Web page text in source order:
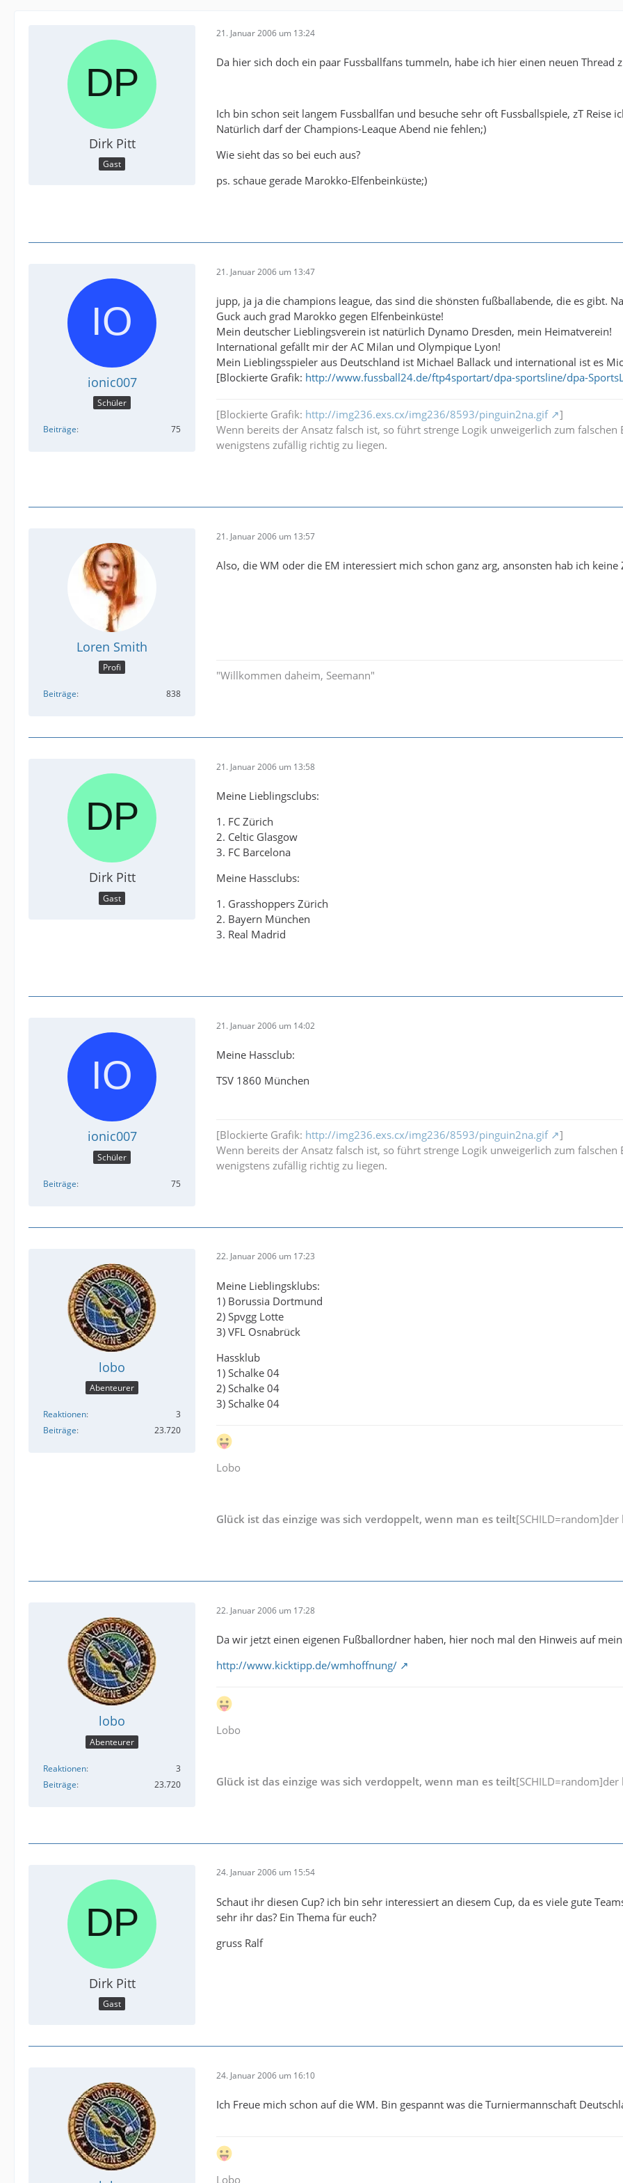
Dirk Pitt
Gast
21. Januar 2006 um 13:24
Da hier sich doch ein paar Fussballfans tummeln, habe ich hier einen neuen Thread
Ich bin schon seit langem Fussballfan und besuche sehr oft Fussballspiele, zT Reise
Natürlich darf der Champions-Leaque Abend nie fehlen;)
Wie sieht das so bei euch aus?
ps. schaue gerade Marokko-Elfenbeinküste;)
ionic007
Schüler
Beiträge 75
21. Januar 2006 um 13:47
jupp, ja ja die champions league, das sind die shönsten fußballabende, die es gibt.
Guck auch grad Marokko gegen Elfenbeinküste!
Mein deutscher Lieblingsverein ist natürlich Dynamo Dresden, mein Heimatverein!
International gefällt mir der AC Milan und Olympique Lyon!
Mein Lieblingsspieler aus Deutschland ist Michael Ballack und international ist es
[Blockierte Grafik: http://www.fussball24.de/ftp4sportart/dpa-sportsline/dpa-
[Blockierte Grafik: http://img236.exs.cx/img236/8593/pinguin2na.gif
]
Wenn bereits der Ansatz falsch ist, so führt strenge Logik unweigerlich zum
wenigstens zufällig richtig zu liegen.
Loren Smith
Profi
Beiträge 838
21. Januar 2006 um 13:57
Also, die WM oder die EM interessiert mich schon ganz arg, ansonsten hab ich
"Willkommen daheim, Seemann"
Dirk Pitt
Gast
21. Januar 2006 um 13:58
Meine Lieblingsclubs:
1. FC Zürich
2. Celtic Glasgow
3. FC Barcelona
Meine Hassclubs:
1. Grasshoppers Zürich
2. Bayern München
3. Real Madrid
ionic007
Schüler
Beiträge 75
21. Januar 2006 um 14:02
Meine Hassclub:
TSV 1860 München
[Blockierte Grafik: http://img236.exs.cx/img236/8593/pinguin2na.gif
]
Wenn bereits der Ansatz falsch ist, so führt strenge Logik unweigerlich zum
wenigstens zufällig richtig zu liegen.
lobo
Abenteurer
Reaktionen
3
Beiträge
23.720
22. Januar 2006 um 17:23
Meine Lieblingsklubs:
1) Borussia Dortmund
2) Spvgg Lotte
3) VFL Osnabrück
Hassklub
1) Schalke 04
2) Schalke 04
3) Schalke 04
Lobo
Glück ist das einzige was sich verdoppelt, wenn man es teilt
lobo
Abenteurer
Reaktionen
3
Beiträge
23.720
22. Januar 2006 um 17:28
Da wir jetzt einen eigenen Fußballordner haben, hier noch mal den Hinweis auf
http://www.kicktipp.de/wmhoffnung/
Lobo
Glück ist das einzige was sich verdoppelt, wenn man es teilt
Dirk Pitt
Gast
24. Januar 2006 um 15:54
Schaut ihr diesen Cup? ich bin sehr interessiert an diesem Cup, da es viele gute
sehr ihr das? Ein Thema für euch?
gruss Ralf
24. Januar 2006 um 16:10
Ich Freue mich schon auf die WM. Bin gespannt was die Turniermannschaft
Lobo